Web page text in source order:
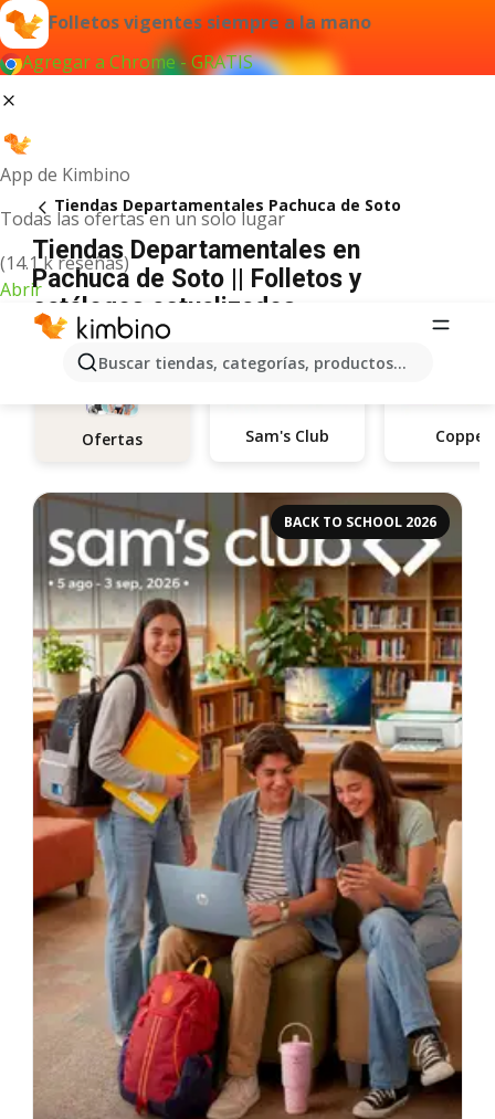
Folletos vigentes siempre a la mano
Agregar a Chrome - GRATIS
App de Kimbino
Todas las ofertas en un solo lugar
(14.1 k reseñas)
Abrir
Buscar tiendas, categorías, productos...
Tiendas Departamentales Pachuca de Soto
Tiendas Departamentales en
Pachuca de Soto || Folletos y
catálogos actualizados
Ofertas Sam's Club Coppel
BACK TO SCHOOL 2026